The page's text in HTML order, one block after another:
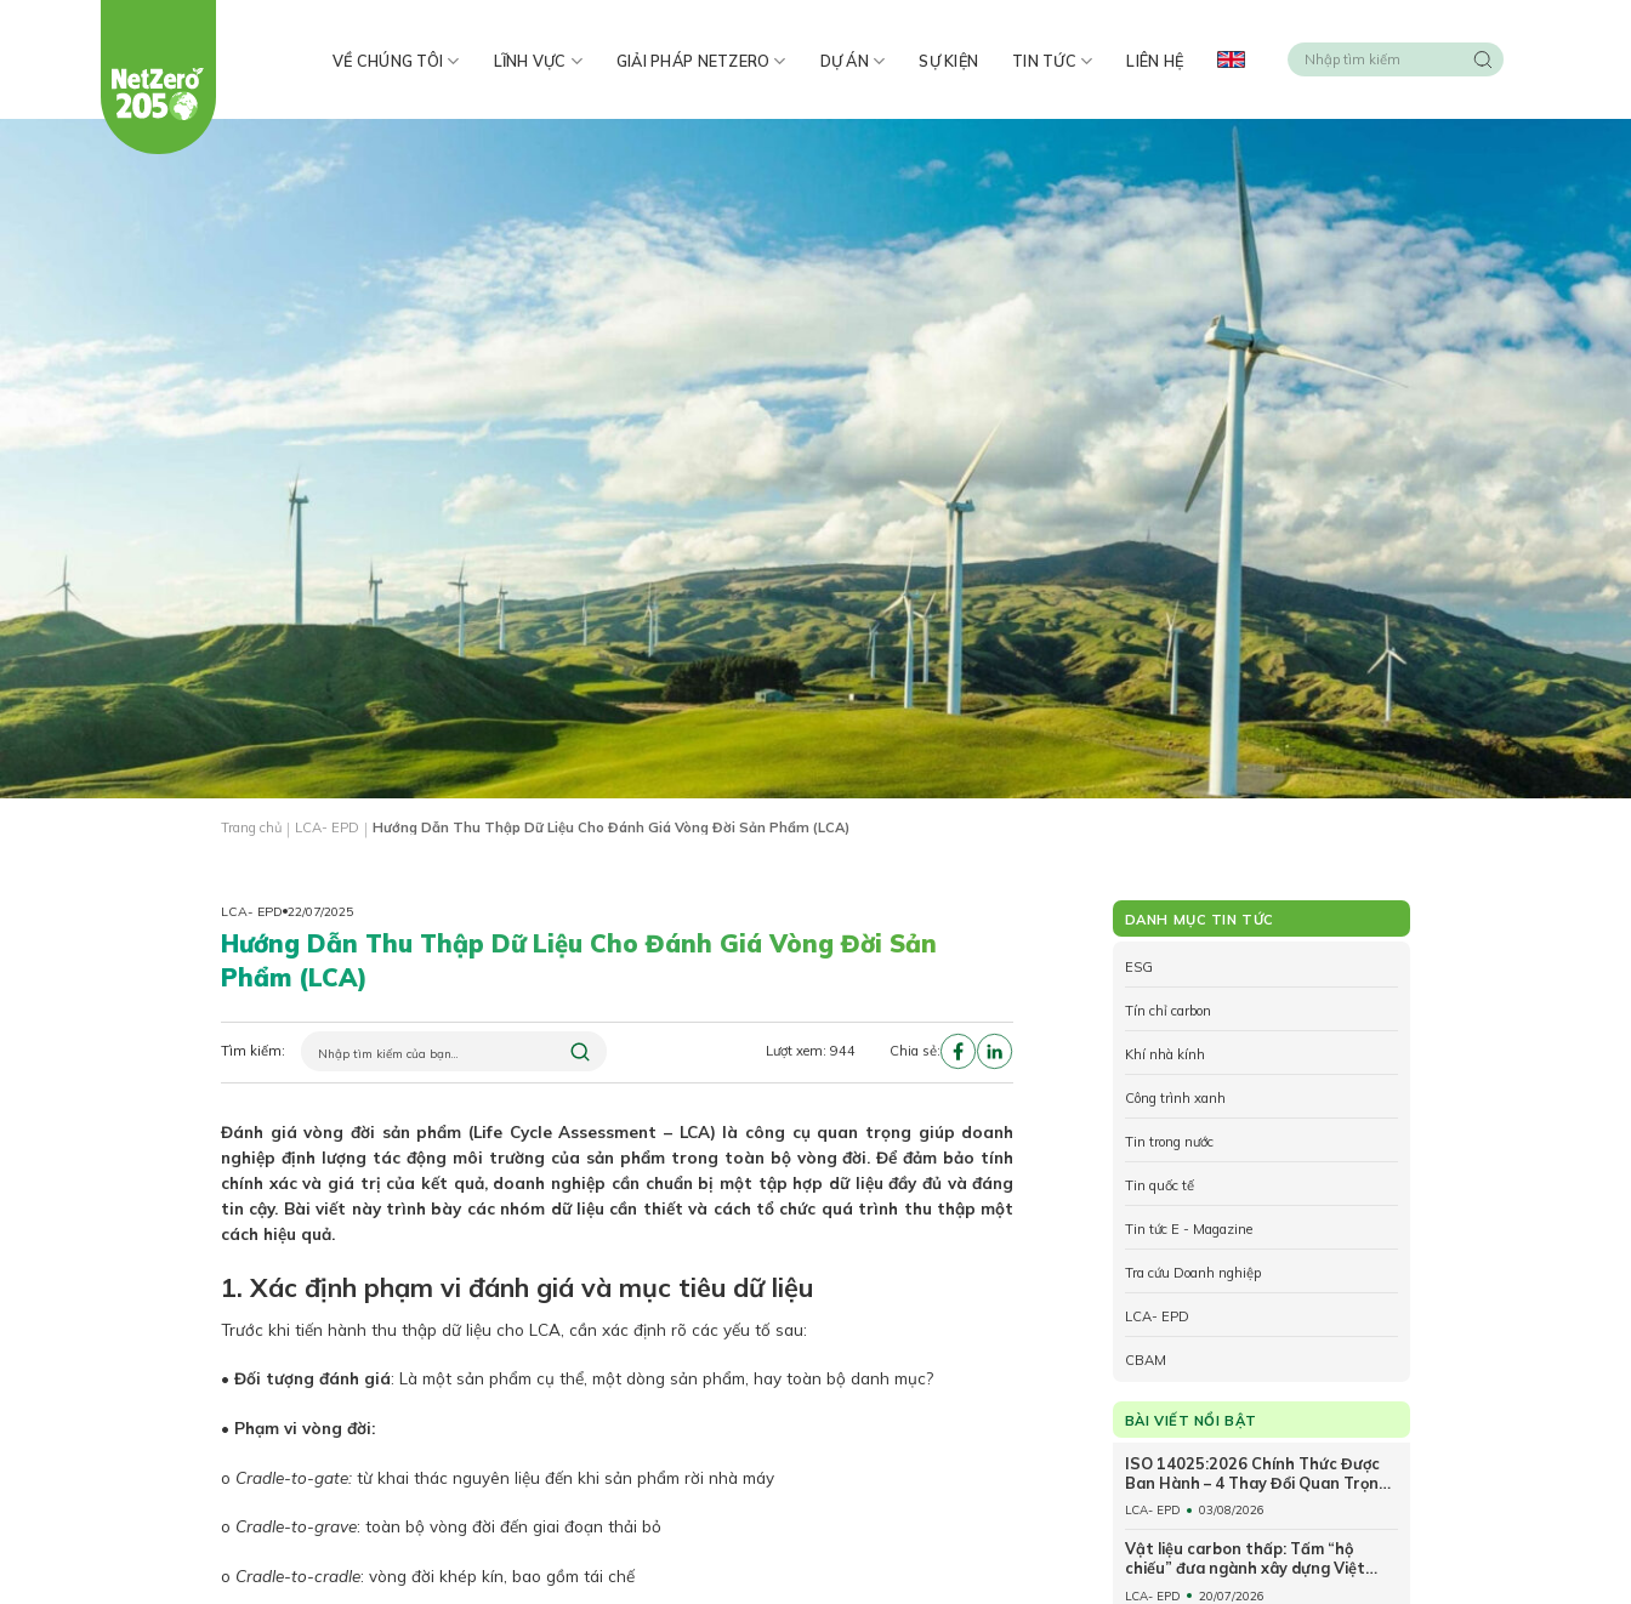
VỀ CHÚNG TÔI LĨNH VỰC GIẢI PHÁP NETZERO DỰ ÁN SỰ KIỆN TIN TỨC LIÊN HỆ
Trang chủ | LCA- EPD | Hướng Dẫn Thu Thập Dữ Liệu Cho Đánh Giá Vòng Đời Sản Phẩm (LCA)
LCA- EPD 22/07/2025
Hướng Dẫn Thu Thập Dữ Liệu Cho Đánh Giá Vòng Đời Sản
Phẩm (LCA)
Tìm kiếm: Lượt xem: 944 Chia sẻ:
Đánh giá vòng đời sản phẩm (Life Cycle Assessment – LCA) là công cụ quan trọng giúp doanh
nghiệp định lượng tác động môi trường của sản phẩm trong toàn bộ vòng đời. Để đảm bảo tính
chính xác và giá trị của kết quả, doanh nghiệp cần chuẩn bị một tập hợp dữ liệu đầy đủ và đáng
tin cậy. Bài viết này trình bày các nhóm dữ liệu cần thiết và cách tổ chức quá trình thu thập một
cách hiệu quả.
1. Xác định phạm vi đánh giá và mục tiêu dữ liệu
Trước khi tiến hành thu thập dữ liệu cho LCA, cần xác định rõ các yếu tố sau:
• Đối tượng đánh giá: Là một sản phẩm cụ thể, một dòng sản phẩm, hay toàn bộ danh mục?
• Phạm vi vòng đời:
o Cradle-to-gate: từ khai thác nguyên liệu đến khi sản phẩm rời nhà máy
o Cradle-to-grave: toàn bộ vòng đời đến giai đoạn thải bỏ
o Cradle-to-cradle: vòng đời khép kín, bao gồm tái chế
DANH MỤC TIN TỨC
ESG
Tín chỉ carbon
Khí nhà kính
Công trình xanh
Tin trong nước
Tin quốc tế
Tin tức E - Magazine
Tra cứu Doanh nghiệp
LCA- EPD
CBAM
BÀI VIẾT NỔI BẬT
ISO 14025:2026 Chính Thức Được
Ban Hành – 4 Thay Đổi Quan Trọng
Đối Với EPD Toàn Cầu
LCA- EPD 03/08/2026
Vật liệu carbon thấp: Tấm “hộ
chiếu” đưa ngành xây dựng Việt
Nam ra thế giới
LCA- EPD 20/07/2026